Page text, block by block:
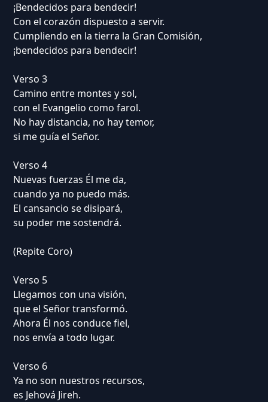
¡Bendecidos para bendecir!
Con el corazón dispuesto a servir.
Cumpliendo en la tierra la Gran Comisión,
¡bendecidos para bendecir!
Verso 3
Camino entre montes y sol,
con el Evangelio como farol.
No hay distancia, no hay temor,
si me guía el Señor.
Verso 4
Nuevas fuerzas Él me da,
cuando ya no puedo más.
El cansancio se disipará,
su poder me sostendrá.
(Repite Coro)
Verso 5
Llegamos con una visión,
que el Señor transformó.
Ahora Él nos conduce fiel,
nos envía a todo lugar.
Verso 6
Ya no son nuestros recursos,
es Jehová Jireh.